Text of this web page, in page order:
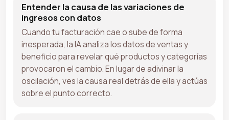
Entender la causa de las variaciones de
ingresos con datos
Cuando tu facturación cae o sube de forma
inesperada, la IA analiza los datos de ventas y
beneficio para revelar qué productos y categorías
provocaron el cambio. En lugar de adivinar la
oscilación, ves la causa real detrás de ella y actúas
sobre el punto correcto.